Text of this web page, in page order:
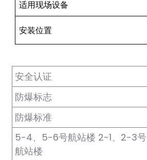
适用现场设备
安装位置
安全认证
防爆标志
防爆标准
5-4、5-6号航站楼 2-1、2-3号
航站楼